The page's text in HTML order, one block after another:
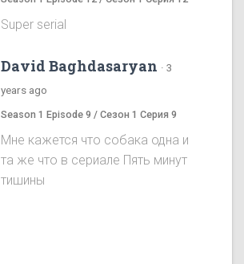
Super serial
David Baghdasaryan · 3
years ago
Season 1 Episode 9 / Сезон 1 Серия 9
Мне кажется что собака одна и
та же что в сериале Пять минут
тишины